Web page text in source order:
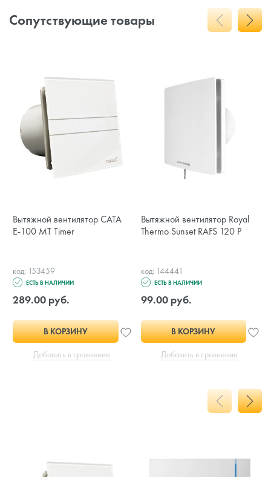
Сопутствующие товары
Вытяжной вентилятор CATA
E-100 MT Timer
код: 153459
ЕСТЬ В НАЛИЧИИ
289.00 руб.
В КОРЗИНУ
Добавить в сравнение
Вытяжной вентилятор Royal
Thermo Sunset RAFS 120 P
код: 144441
ЕСТЬ В НАЛИЧИИ
99.00 руб.
В КОРЗИНУ
Добавить в сравнение